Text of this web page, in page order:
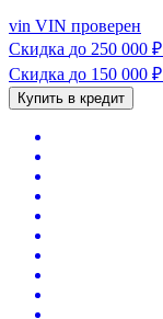
vin VIN проверен
Скидка до 250 000 ₽
Скидка до 150 000 ₽
Купить в кредит